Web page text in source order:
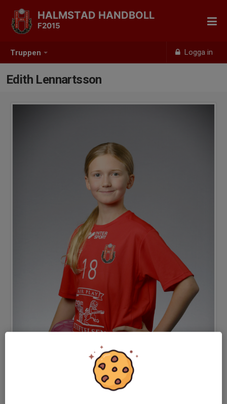
Truppen Logga in
HALMSTAD HANDBOLL
F2015
Edith Lennartsson